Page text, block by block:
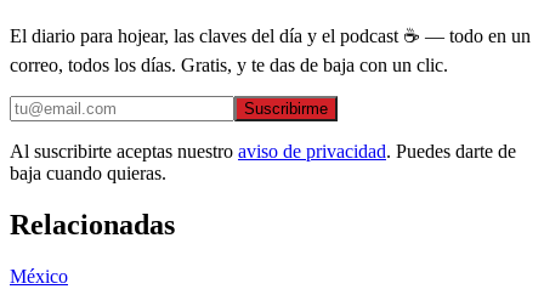
El diario para hojear, las claves del día y el podcast ☕ — todo en un
correo, todos los días. Gratis, y te das de baja con un clic.
Suscribirme
Al suscribirte aceptas nuestro aviso de privacidad. Puedes darte de
baja cuando quieras.
Relacionadas
México